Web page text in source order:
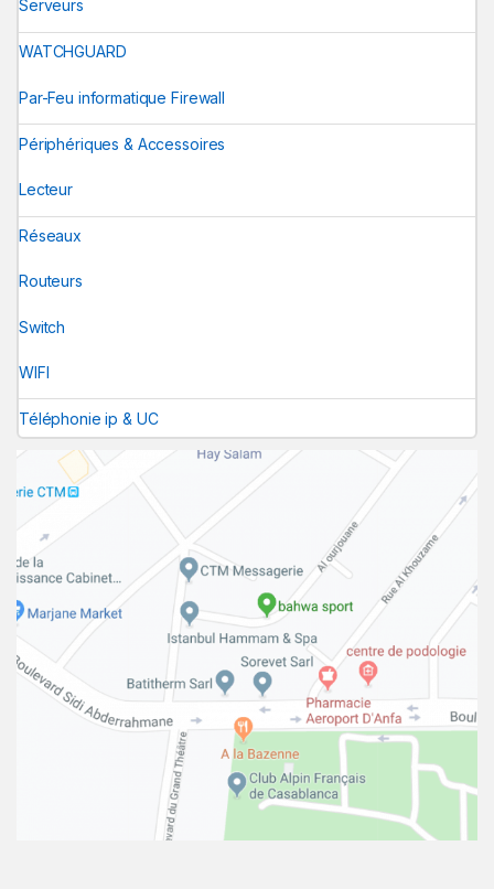
Serveurs
WATCHGUARD
Par-Feu informatique Firewall
Périphériques & Accessoires
Lecteur
Réseaux
Routeurs
Switch
WIFI
Téléphonie ip & UC